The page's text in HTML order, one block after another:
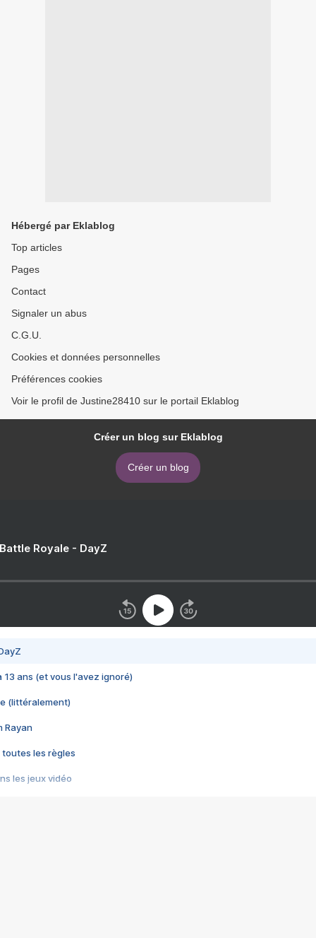
Hébergé par Eklablog
Top articles
Pages
Contact
Signaler un abus
C.G.U.
Cookies et données personnelles
Préférences cookies
Voir le profil de Justine28410 sur le portail Eklablog
Créer un blog sur Eklablog
Créer un blog
Royale - DayZ
13 ans (et vous l'avez ignoré)
(littéralement)
Rayan
toutes les règles
les jeux vidéo